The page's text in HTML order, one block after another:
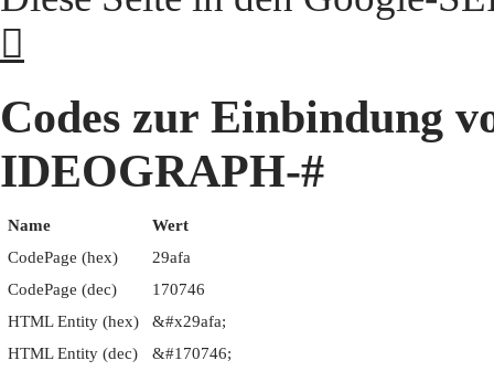
𩫺
Codes zur Einbindung
IDEOGRAPH-#
Name
Wert
CodePage (hex)
29afa
CodePage (dec)
170746
HTML Entity (hex)
&#x29afa;
HTML Entity (dec)
&#170746;